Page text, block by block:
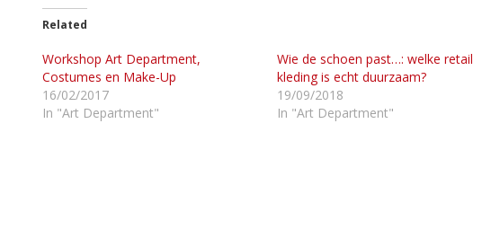
t
o
a
r
e
o
n
T
a
e
o
n
F
Related
Workshop Art Department,
Costumes en Make-Up
16/02/2017
In "Art Department"
Wie de schoen past…: welke retail
kleding is echt duurzaam?
19/09/2018
In "Art Department"